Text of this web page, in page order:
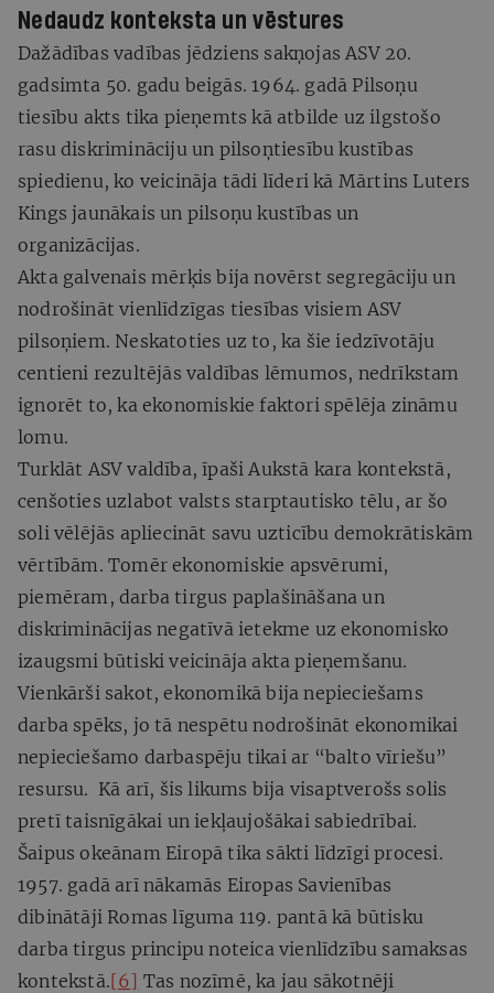
Nedaudz konteksta un vēstures
Dažādības vadības jēdziens sakņojas ASV 20.
gadsimta 50. gadu beigās. 1964. gadā Pilsoņu
tiesību akts tika pieņemts kā atbilde uz ilgstošo
rasu diskrimināciju un pilsoņtiesību kustības
spiedienu, ko veicināja tādi līderi kā Mārtins Luters
Kings jaunākais un pilsoņu kustības un
organizācijas.
Akta galvenais mērķis bija novērst segregāciju un
nodrošināt vienlīdzīgas tiesības visiem ASV
pilsoņiem. Neskatoties uz to, ka šie iedzīvotāju
centieni rezultējās valdības lēmumos, nedrīkstam
ignorēt to, ka ekonomiskie faktori spēlēja zināmu
lomu.
Turklāt ASV valdība, īpaši Aukstā kara kontekstā,
cenšoties uzlabot valsts starptautisko tēlu, ar šo
soli vēlējās apliecināt savu uzticību demokrātiskām
vērtībām. Tomēr ekonomiskie apsvērumi,
piemēram, darba tirgus paplašināšana un
diskriminācijas negatīvā ietekme uz ekonomisko
izaugsmi būtiski veicināja akta pieņemšanu.
Vienkārši sakot, ekonomikā bija nepieciešams
darba spēks, jo tā nespētu nodrošināt ekonomikai
nepieciešamo darbaspēju tikai ar “balto vīriešu”
resursu. Kā arī, šis likums bija visaptverošs solis
pretī taisnīgākai un iekļaujošākai sabiedrībai.
Šaipus okeānam Eiropā tika sākti līdzīgi procesi.
1957. gadā arī nākamās Eiropas Savienības
dibinātāji Romas līguma 119. pantā kā būtisku
darba tirgus principu noteica vienlīdzību samaksas
kontekstā.[6] Tas nozīmē, ka jau sākotnēji